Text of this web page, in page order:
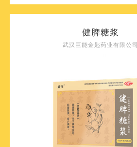
健脾糖浆
武汉巨能金匙药业有限公司